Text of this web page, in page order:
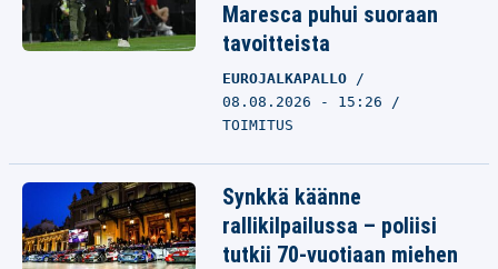
Maresca puhui suoraan
tavoitteista
EUROJALKAPALLO
08.08.2026 - 15:26
TOIMITUS
Synkkä käänne
rallikilpailussa – poliisi
tutkii 70-vuotiaan miehen